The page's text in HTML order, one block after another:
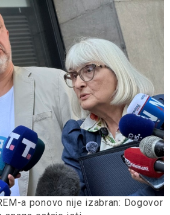
a ponovo nije izabran: Dogovor